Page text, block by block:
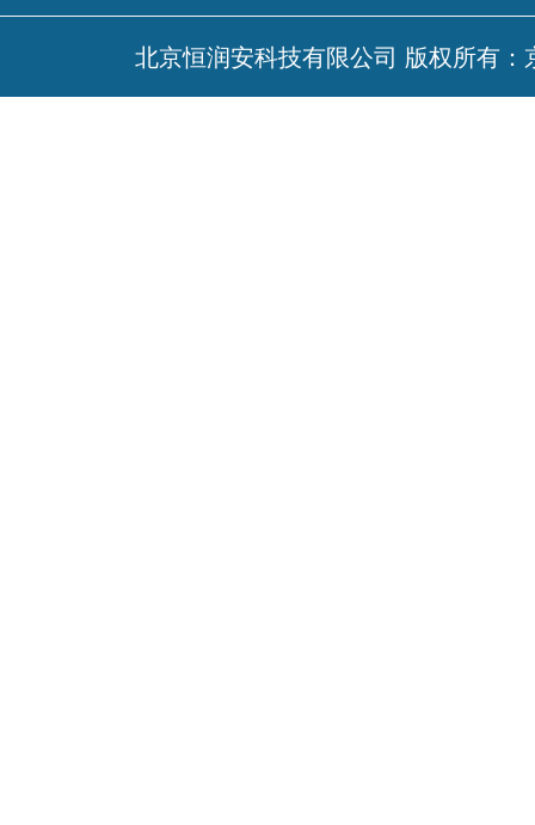
北京恒润安科技有限公司 版权所有：